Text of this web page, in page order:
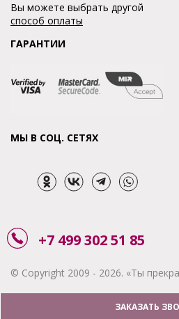
Вы можете выбрать другой
способ оплаты
ГАРАНТИИ
МЫ В СОЦ. СЕТЯХ
+7 499 302 51 85
© Copyright 2009 - 2026. «Ты
ЗАКАЗАТЬ